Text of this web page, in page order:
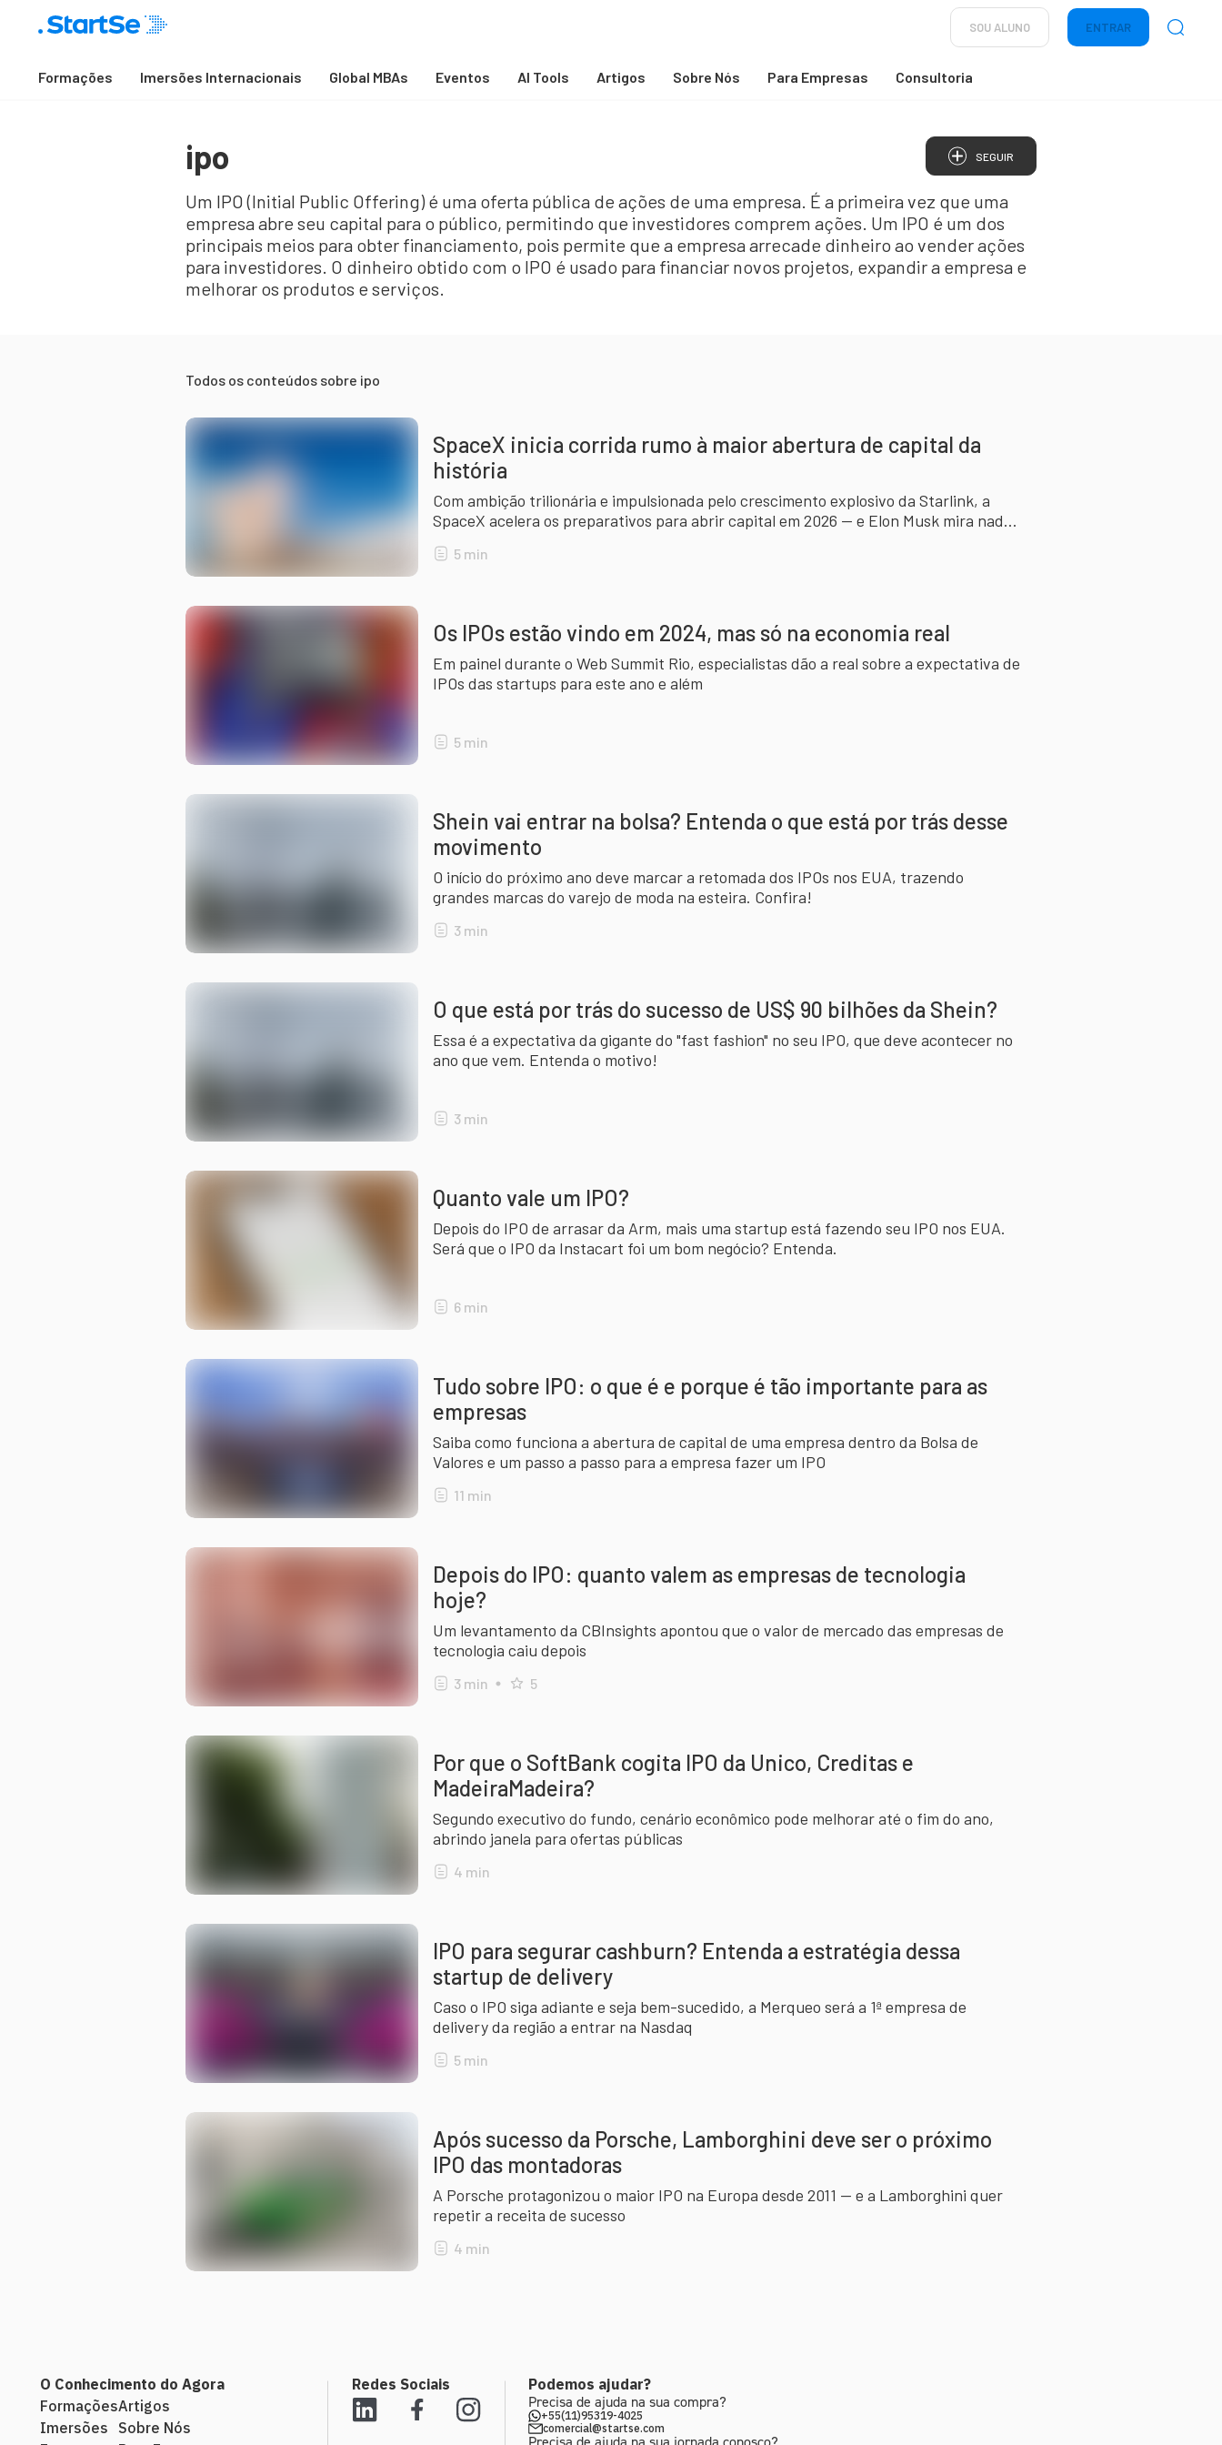
SOU ALUNO ENTRAR
Formações Imersões Internacionais Global MBAs Eventos AI Tools Artigos Sobre Nós Para Empresas Consultoria
ipo SEGUIR
Um IPO (Initial Public Offering) é uma oferta pública de ações de uma empresa. É a primeira vez que uma
empresa abre seu capital para o público, permitindo que investidores comprem ações. Um IPO é um dos
principais meios para obter financiamento, pois permite que a empresa arrecade dinheiro ao vender ações
para investidores. O dinheiro obtido com o IPO é usado para financiar novos projetos, expandir a empresa e
melhorar os produtos e serviços.
Todos os conteúdos sobre ipo
SpaceX inicia corrida rumo à maior abertura de capital da
história
Com ambição trilionária e impulsionada pelo crescimento explosivo da Starlink, a
SpaceX acelera os preparativos para abrir capital em 2026 — e Elon Musk mira nada
5 min
Os IPOs estão vindo em 2024, mas só na economia real
Em painel durante o Web Summit Rio, especialistas dão a real sobre a expectativa de
IPOs das startups para este ano e além
5 min
Shein vai entrar na bolsa? Entenda o que está por trás desse
movimento
O início do próximo ano deve marcar a retomada dos IPOs nos EUA, trazendo
grandes marcas do varejo de moda na esteira. Confira!
3 min
O que está por trás do sucesso de US$ 90 bilhões da Shein?
Essa é a expectativa da gigante do "fast fashion" no seu IPO, que deve acontecer no
ano que vem. Entenda o motivo!
3 min
Quanto vale um IPO?
Depois do IPO de arrasar da Arm, mais uma startup está fazendo seu IPO nos EUA.
Será que o IPO da Instacart foi um bom negócio? Entenda.
6 min
Tudo sobre IPO: o que é e porque é tão importante para as
empresas
Saiba como funciona a abertura de capital de uma empresa dentro da Bolsa de
Valores e um passo a passo para a empresa fazer um IPO
11 min
Depois do IPO: quanto valem as empresas de tecnologia
hoje?
Um levantamento da CBInsights apontou que o valor de mercado das empresas de
tecnologia caiu depois
3 min 5
Por que o SoftBank cogita IPO da Unico, Creditas e
MadeiraMadeira?
Segundo executivo do fundo, cenário econômico pode melhorar até o fim do ano,
abrindo janela para ofertas públicas
4 min
IPO para segurar cashburn? Entenda a estratégia dessa
startup de delivery
Caso o IPO siga adiante e seja bem-sucedido, a Merqueo será a 1ª empresa de
delivery da região a entrar na Nasdaq
5 min
Após sucesso da Porsche, Lamborghini deve ser o próximo
IPO das montadoras
A Porsche protagonizou o maior IPO na Europa desde 2011 -- e a Lamborghini quer
repetir a receita de sucesso
4 min
O Conhecimento do Agora
Formações
Imersões
Artigos
Sobre Nós
Redes Sociais Podemos ajudar?
Precisa de ajuda na sua compra?
+55(11)95319-4025
comercial@startse.com